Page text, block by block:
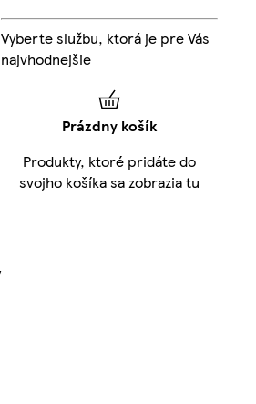
Vyberte službu, ktorá je pre Vás
najvhodnejšie
Prázdny košík
Produkty, ktoré pridáte do
svojho košíka sa zobrazia tu